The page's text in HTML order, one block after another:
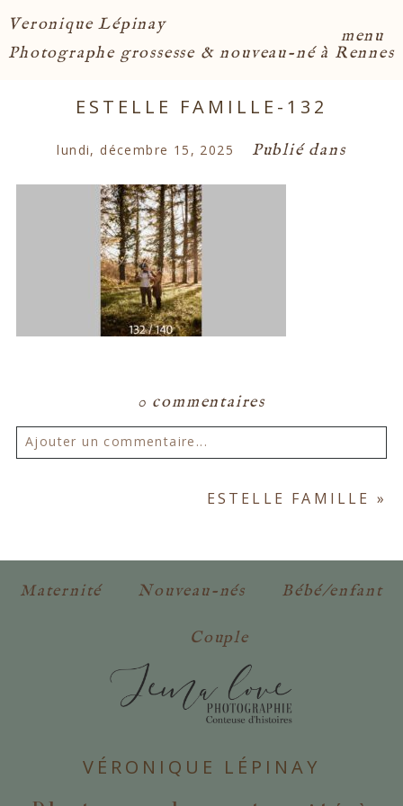
menu
Veronique Lépinay
Photographe grossesse & nouveau-né à Rennes
ESTELLE FAMILLE-132
lundi, décembre 15, 2025 Publié dans
0 commentaires
Ajouter un commentaire...
jamais publié ou partagé.
ESTELLE FAMILLE »
Maternité Nouveau-nés Bébé/enfant
Couple
VÉRONIQUE LÉPINAY